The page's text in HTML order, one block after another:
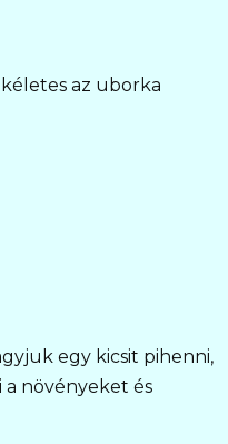
az uborka
egy kicsit pihenni,
növényeket és